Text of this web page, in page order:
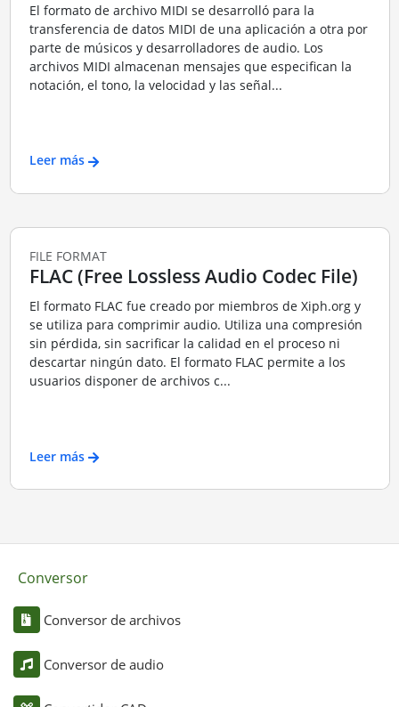
El formato de archivo MIDI se desarrolló para la
transferencia de datos MIDI de una aplicación a otra por
parte de músicos y desarrolladores de audio. Los
archivos MIDI almacenan mensajes que especifican la
notación, el tono, la velocidad y las señal...
Leer más
FILE FORMAT
FLAC (Free Lossless Audio Codec File)
El formato FLAC fue creado por miembros de Xiph.org y
se utiliza para comprimir audio. Utiliza una compresión
sin pérdida, sin sacrificar la calidad en el proceso ni
descartar ningún dato. El formato FLAC permite a los
usuarios disponer de archivos c...
Leer más
Conversor
Conversor de archivos
Conversor de audio